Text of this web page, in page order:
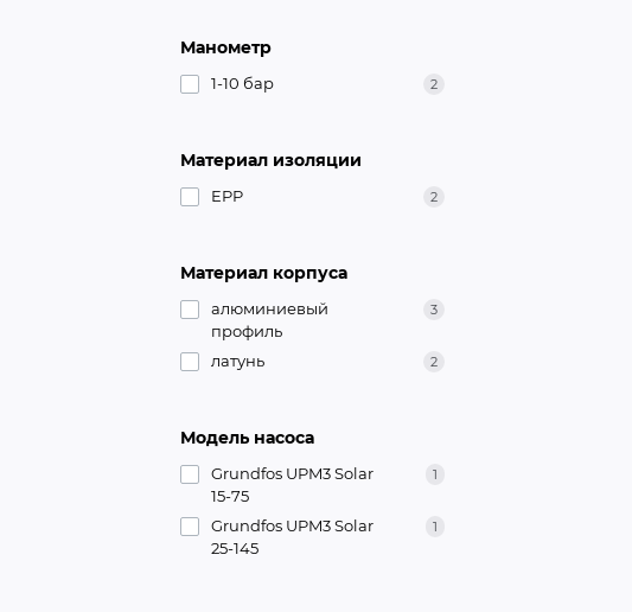
Манометр
1-10 бар 2
Материал изоляции
EPP 2
Материал корпуса
алюминиевый
профиль
3
латунь 2
Модель насоса
Grundfos UPM3 Solar
15-75
1
Grundfos UPM3 Solar
25-145
1